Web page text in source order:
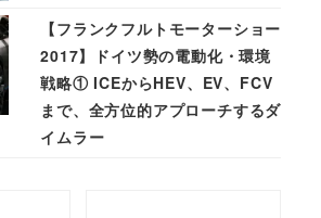
【フランクフルトモーターショー
2017】ドイツ勢の電動化・環境
戦略① ICEからHEV、EV、FCV
まで、全方位的アプローチするダ
イムラー